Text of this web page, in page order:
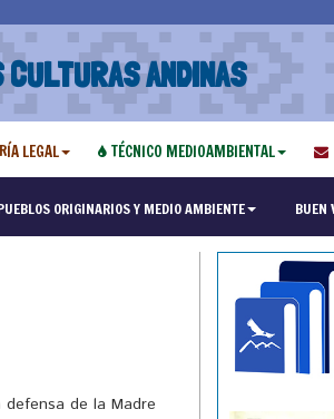
ANDINAS
LEGAL TÉCNICO MEDIOAMBIENTAL
ORIGINARIOS Y MEDIO AMBIENTE BUEN
"Maestría en
de la Madre